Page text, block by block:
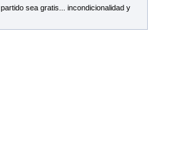
sea gratis... incondicionalidad y